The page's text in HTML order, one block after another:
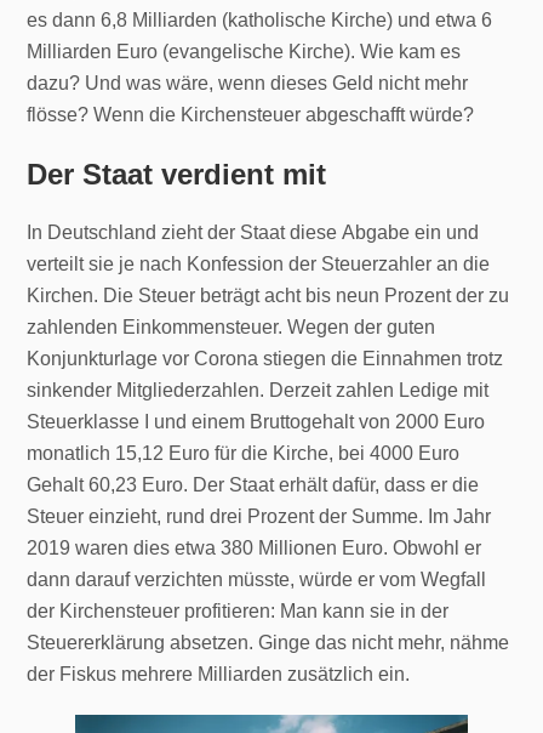
es dann 6,8 Milliarden (katholische Kirche) und etwa 6
Milliarden Euro (evangelische Kirche). Wie kam es
dazu? Und was wäre, wenn dieses Geld nicht mehr
flösse? Wenn die Kirchensteuer abgeschafft würde?
Der Staat verdient mit
In Deutschland zieht der Staat diese Abgabe ein und
verteilt sie je nach Konfession der Steuerzahler an die
Kirchen. Die Steuer beträgt acht bis neun Prozent der zu
zahlenden Einkommensteuer. Wegen der guten
Konjunkturlage vor Corona stiegen die Einnahmen trotz
sinkender Mitgliederzahlen. Derzeit zahlen Ledige mit
Steuerklasse I und einem Bruttogehalt von 2000 Euro
monatlich 15,12 Euro für die Kirche, bei 4000 Euro
Gehalt 60,23 Euro. Der Staat erhält dafür, dass er die
Steuer einzieht, rund drei Prozent der Summe. Im Jahr
2019 waren dies etwa 380 Millionen Euro. Obwohl er
dann darauf verzichten müsste, würde er vom Wegfall
der Kirchensteuer profitieren: Man kann sie in der
Steuererklärung absetzen. Ginge das nicht mehr, nähme
der Fiskus mehrere Milliarden zusätzlich ein.